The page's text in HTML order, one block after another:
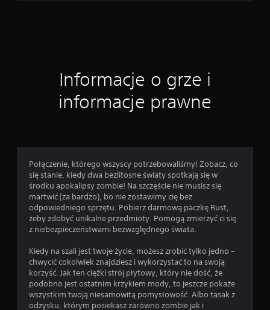
Informacje o grze i
informacje prawne
Połączenie, którego wszyscy potrzebowaliśmy! Zobacz, co
się stanie, kiedy dwa bezlitosne światy spotkają się w
środku apokalipsy zombie! Na szczęście nie musisz się
martwić (za bardzo), bo nie zostawimy cię bez
odpowiedniego sprzętu. Pobierz darmową paczkę Rust,
żeby zdobyć unikalne przedmioty. Pomogą zmierzyć ci się
z niebezpieczeństwami bezwzględnego świata.
Kiedy na szali jest twoje życie, możesz zrobić tylko jedno –
chwycić cokolwiek znajdziesz i wykorzystać to na swoją
korzyść. Jak ten ciężki strój płytowy, który nie dość, że
podobno jest ostatnim krzykiem mody, to jeszcze pokaże
wszystkim twoją niesamowitą pomysłowość. Albo tasak z
odzysku, którym posiekasz zarówno zombie jak i